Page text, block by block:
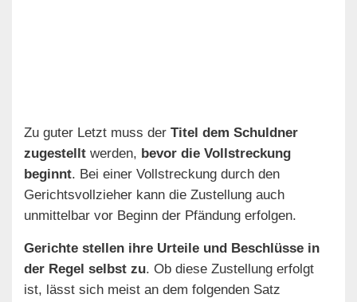
Zu guter Letzt muss der Titel dem Schuldner
zugestellt werden, bevor die Vollstreckung
beginnt. Bei einer Vollstreckung durch den
Gerichtsvollzieher kann die Zustellung auch
unmittelbar vor Beginn der Pfändung erfolgen.
Gerichte stellen ihre Urteile und Beschlüsse in
der Regel selbst zu. Ob diese Zustellung erfolgt
ist, lässt sich meist an dem folgenden Satz